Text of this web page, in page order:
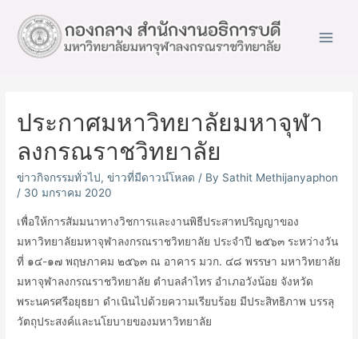
ประกาศมหาวิทยาลัยมหาจุฬา
ลงกรณราชวิทยาลัย
ข่าวกิจกรรมทั่วไป,ข่าวที่มีดาวน์โหลด / By Sathit Methijanyaphon
/ 30 มกราคม 2020
เพื่อให้การสัมมนาทางวิชการและงานพิธีประสาทปริญญาของ
มหาวิทยาลัยมหาจุฬาลงกรณราชวิทยาลัย ประจำปี ๒๕๖๓ ระหว่างวัน
ที่ ๑๔-๑๗ พฤษภาคม ๒๕๖๓ ณ อาคาร มวก. ๔๘ พรรษา มหาวิทยาลัย
มหาจุฬาลงกรณราชวิทยาลัย ตำบลลำไทร อำเภอวังน้อย จังหวัด
พระนครศรีอยุธยา ดำเนินไปด้วยความเรียบร้อย มีประสิทธิภาพ บรรลุ
วัตถุประสงค์และนโยบายของมหาวิทยาลัย